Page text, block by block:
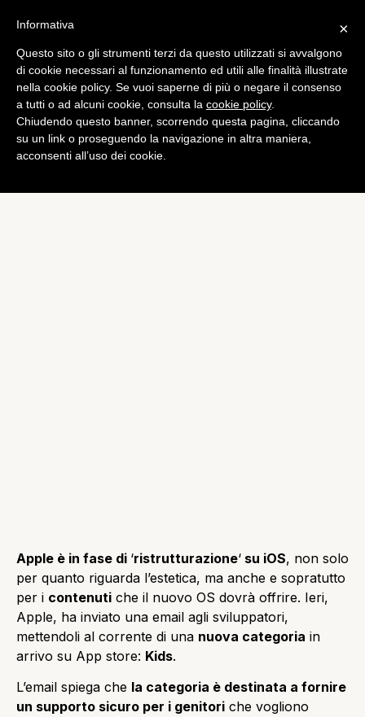
App
Apple prepara gli
sviluppatori per una nuova
categoria in App Store: Kids
diAlessandro Moretti
Apple è in fase di ‘ristrutturazione‘ su iOS, non solo
per quanto riguarda l’estetica, ma anche e sopratutto
per i contenuti che il nuovo OS dovrà offrire. Ieri,
Apple, ha inviato una email agli sviluppatori,
mettendoli al corrente di una nuova categoria in
arrivo su App store: Kids.
L’email spiega che la categoria è destinata a fornire
un supporto sicuro per i genitori che vogliono
×
Informativa
Questo sito o gli strumenti terzi da questo utilizzati si avvalgono
di cookie necessari al funzionamento ed utili alle finalità illustrate
nella cookie policy. Se vuoi saperne di più o negare il consenso
a tutti o ad alcuni cookie, consulta la cookie policy.
Chiudendo questo banner, scorrendo questa pagina, cliccando
su un link o proseguendo la navigazione in altra maniera,
acconsenti all’uso dei cookie.